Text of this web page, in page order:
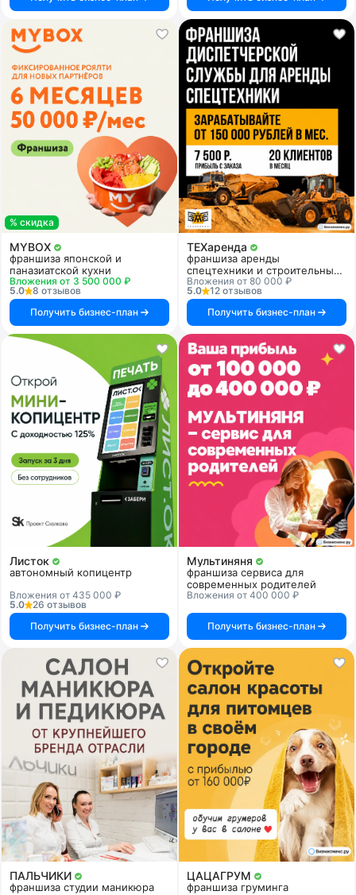
% скидка
MYBOX
франшиза японской и
паназиатской кухни
Вложения от 3 500 000 ₽
5.0
8 отзывов
Получить бизнес-план
ТЕХаренда
франшиза аренды
спецтехники и строительных
услуг
Вложения от 80 000 ₽
5.0
12 отзывов
Получить бизнес-план
Листок
автономный копицентр
Вложения от 435 000 ₽
5.0
26 отзывов
Получить бизнес-план
Мультиняня
франшиза сервиса для
современных родителей
Вложения от 400 000 ₽
Получить бизнес-план
ПАЛЬЧИКИ
франшиза студии маникюра
ЦАЦАГРУМ
франшиза груминга